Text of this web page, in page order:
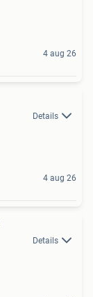
4 aug 26
Details
4 aug 26
Details